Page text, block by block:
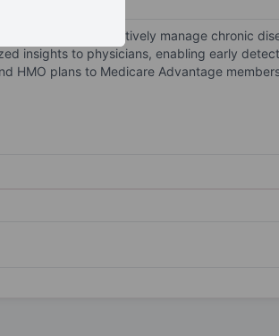
physicians to proactively manage chronic
insights to physicians, enabling early
HMO plans to Medicare Advantage